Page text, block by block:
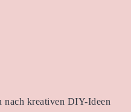
kreativen DIY-Ideen